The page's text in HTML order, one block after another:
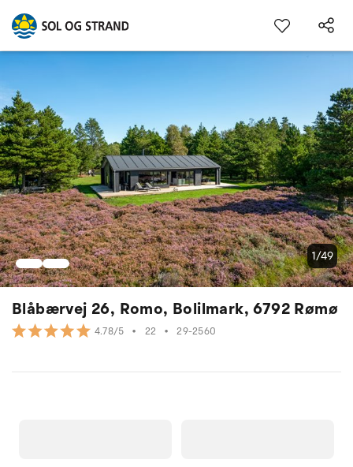
Blåbærvej 26, Romo, Bolilmark, 6792 Rømø
4.78/5 • 22 • 29-2560
1/49